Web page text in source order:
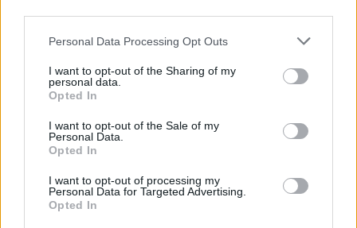
Personal Data Processing Opt Outs
I want to opt-out of the Sharing of my
personal data.
Opted In
I want to opt-out of the Sale of my
Personal Data.
Opted In
I want to opt-out of processing my
Personal Data for Targeted Advertising.
Opted In
Zpravodajství
Přibudou i tři nové poblíž Svaté Hory
Zpravodajství
Středočeský kraj upravil pravidla soutěže.
Obce nově získají body i za předcházení
vzniku odpadu